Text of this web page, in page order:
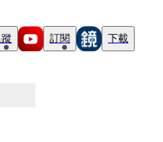
訂閱 下載